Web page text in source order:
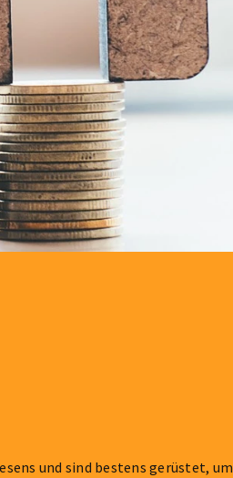
und sind bestens gerüstet, um